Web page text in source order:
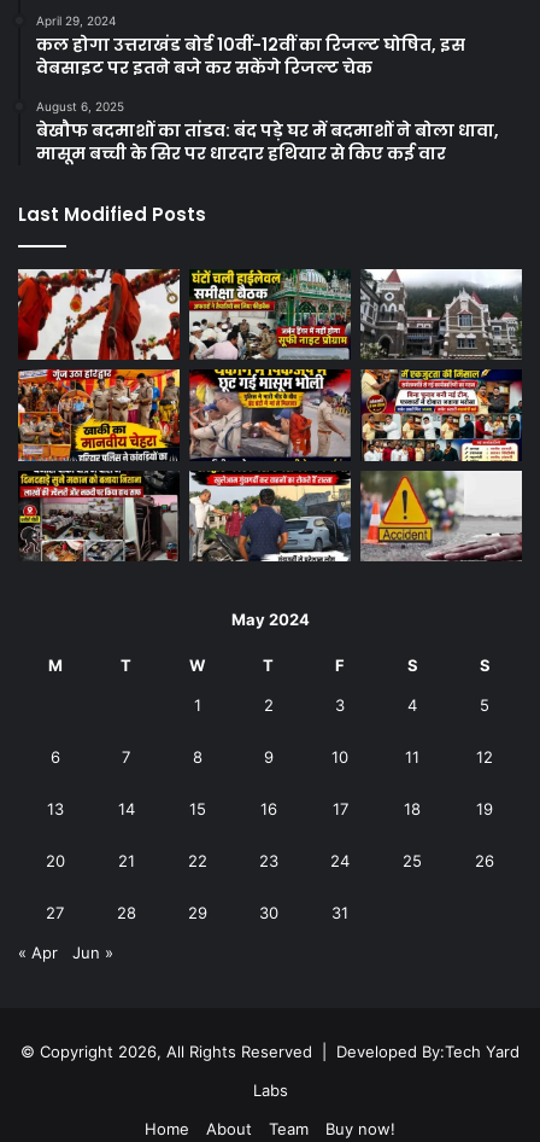
April 29, 2024
कल होगा उत्तराखंड बोर्ड 10वीं-12वीं का रिजल्ट घोषित, इस
वेबसाइट पर इतने बजे कर सकेंगे रिजल्ट चेक
August 6, 2025
बेखौफ बदमाशों का तांडव: बंद पड़े घर में बदमाशों ने बोला धावा,
मासूम बच्ची के सिर पर धारदार हथियार से किए कई वार
Last Modified Posts
May 2024
M T W T F S S
1 2 3 4 5
6 7 8 9 10 11 12
13 14 15 16 17 18 19
20 21 22 23 24 25 26
27 28 29 30 31
« Apr Jun »
© Copyright 2026, All Rights Reserved | Developed By:Tech Yard
Labs
Home
About Team Buy now!